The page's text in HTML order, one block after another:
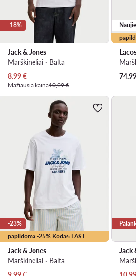
-18%
Jack & Jones
Marškinėliai · Balta
Dabartinė kaina
8,99€
Mažiausia kaina10,99 €
74,99
papildoma -25% Kodas: LAST
-23%
Jack & Jones
Marškinėliai · Balta
Dabartinė kaina
9,99€
Jack
10,99